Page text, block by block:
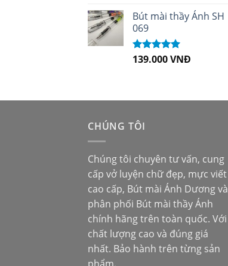
Bút mài thầy Ánh SH
069
Được xếp
139.000VNĐ
CHÚNG TÔI
Chúng tôi chuyên tư vấn, cung
cấp vở luyện chữ đẹp, mực viết
cao cấp, Bút mài Ánh Dươngvà
phân phối Bút mài thầy Ánh
chính hãng trên toàn quốc. Với
chất lượng cao và đúng giá
nhất. Bảo hành trên từng sản
phẩm.